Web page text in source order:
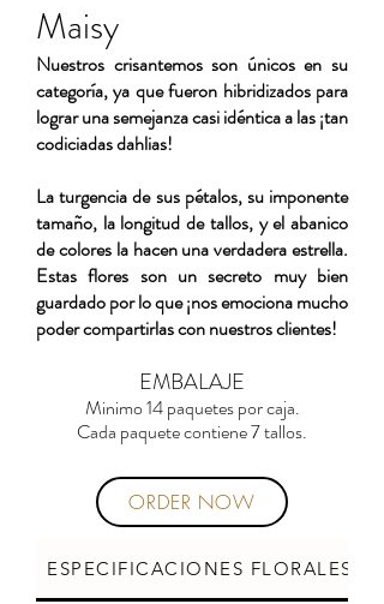
Maisy
Nuestros crisantemos son únicos en su
categoría, ya que fueron hibridizados para
lograr una semejanza casi idéntica a las ¡tan
codiciadas dahlias!
La turgencia de sus pétalos, su imponente
tamaño, la longitud de tallos, y el abanico
de colores la hacen una verdadera estrella.
Estas flores son un secreto muy bien
guardado por lo que ¡nos emociona mucho
poder compartirlas con nuestros clientes!
EMBALAJE
Minimo 14 paquetes por caja.
Cada paquete contiene 7 tallos.
ORDER NOW
ESPECIFICACIONES FLORALES